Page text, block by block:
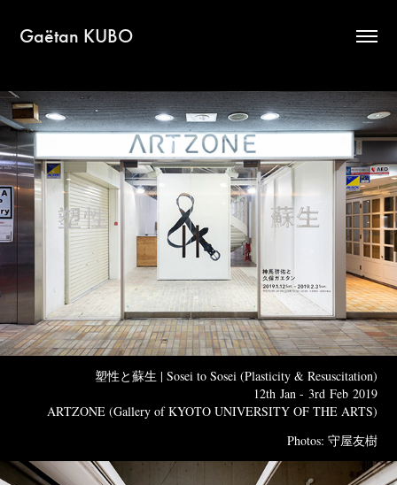
Gaëtan KUBO
塑性と蘇生 | Sosei to Sosei (Plasticity & Resuscitation)
12th Jan - 3rd Feb 2019
ARTZONE (Gallery of KYOTO UNIVERSITY OF THE ARTS)
Photos: 守屋友樹